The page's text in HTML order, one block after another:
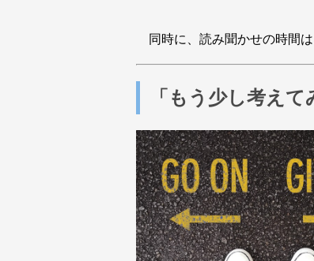
同時に、読み聞かせの時間は
「もう少し考え